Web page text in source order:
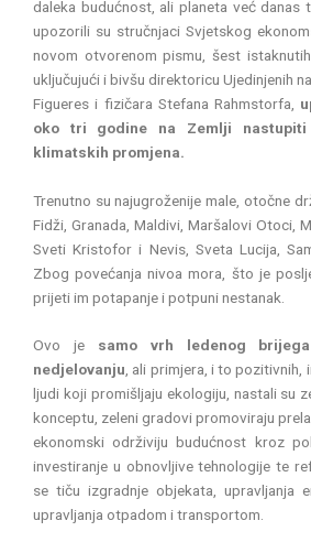
daleka budućnost, ali planeta već danas
upozorili su stručnjaci Svjetskog
novom otvorenom pismu, šest
uključujući i bivšu direktoricu Ujedinjenih
Figueres i fizičara Stefana Rahmstorfa,
oko tri godine na Zemlji nastupiti
klimatskih promjena.
Trenutno su najugroženije male, otočne
Fidži, Granada, Maldivi, Maršalovi Otoci,
Sveti Kristofor i Nevis, Sveta Lucija,
Zbog povećanja nivoa mora, što je
prijeti im potapanje i potpuni nestanak.
Ovo je samo vrh ledenog
nedjelovanju, ali primjera, i to pozitivnih,
ljudi koji promišljaju ekologiju, nastali su
konceptu, zeleni gradovi promoviraju
ekonomski održiviju budućnost kroz
investiranje u obnovljive tehnologije te
se tiču izgradnje objekata, upravljanja
upravljanja otpadom i transportom.